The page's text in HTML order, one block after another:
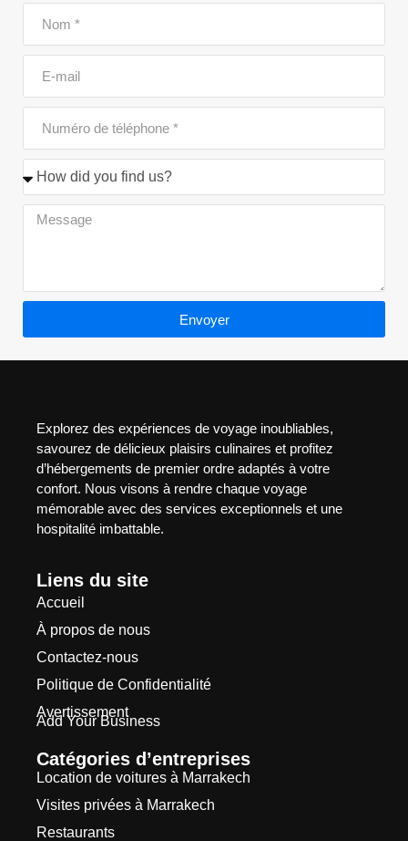
exceptionnel alliant
élégance et style
haut de gamme est
une destination de
souhaitent découvrir
la vie nocturne
sophistiquée du
quartier de
l’Hivernage. […]
Envoyer
Explorez des expériences de voyage inoubliables,
savourez de délicieux plaisirs culinaires et profitez
d’hébergements de premier ordre adaptés à votre
confort. Nous visons à rendre chaque voyage
mémorable avec des services exceptionnels et une
hospitalité imbattable.
Liens du site
Accueil
À propos de nous
Contactez-nous
Politique de Confidentialité
Avertissement
Add Your Business
Catégories d’entreprises
Location de voitures à Marrakech
Visites privées à Marrakech
Restaurants